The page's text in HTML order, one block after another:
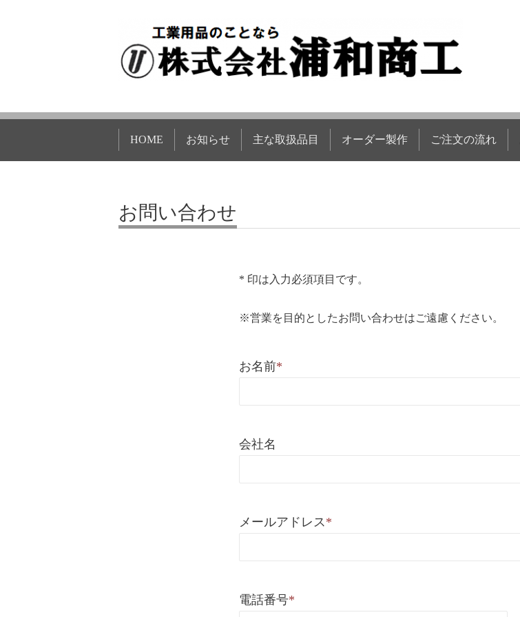
HOME お知らせ 主な取扱品目 オーダー製作 ご注文の流れ
お問い合わせ
* 印は入力必須項目です。
※営業を目的としたお問い合わせはご遠慮ください。
お名前*
会社名
メールアドレス *
電話番号*